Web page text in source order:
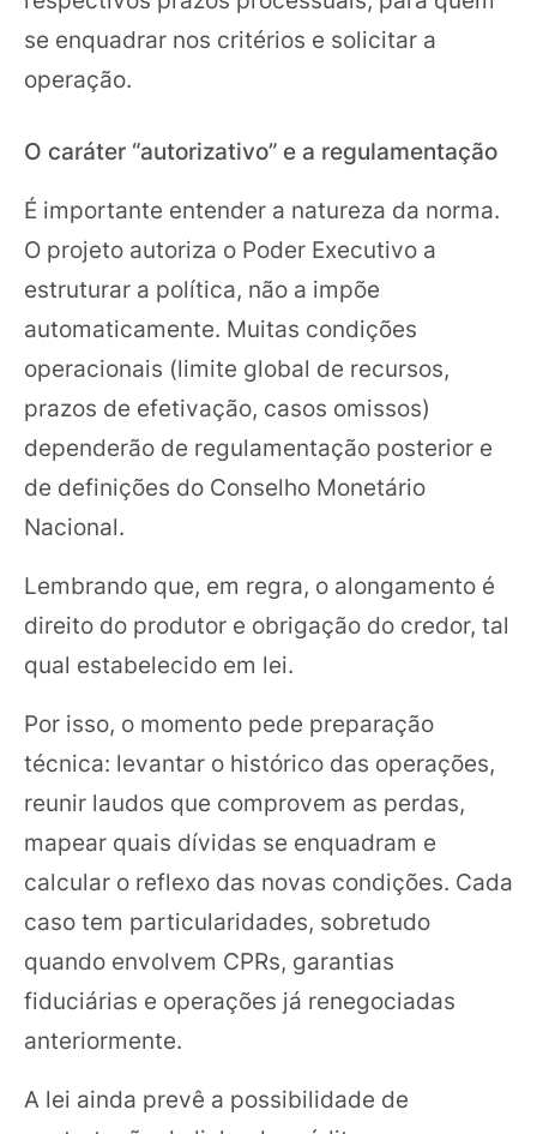
se enquadrar nos critérios e solicitar a
operação.
O caráter “autorizativo” e a regulamentação
É importante entender a natureza da norma.
O projeto autoriza o Poder Executivo a
estruturar a política, não a impõe
automaticamente. Muitas condições
operacionais (limite global de recursos,
prazos de efetivação, casos omissos)
dependerão de regulamentação posterior e
de definições do Conselho Monetário
Nacional.
Lembrando que, em regra, o alongamento é
direito do produtor e obrigação do credor, tal
qual estabelecido em lei.
Por isso, o momento pede preparação
técnica: levantar o histórico das operações,
reunir laudos que comprovem as perdas,
mapear quais dívidas se enquadram e
calcular o reflexo das novas condições. Cada
caso tem particularidades, sobretudo
quando envolvem CPRs, garantias
fiduciárias e operações já renegociadas
anteriormente.
A lei ainda prevê a possibilidade de